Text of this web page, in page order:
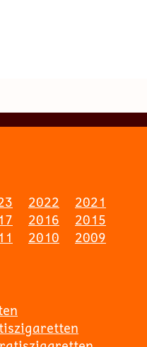
2022
2021
2016
2015
2010 2009